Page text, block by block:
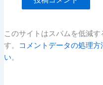
このサイトはスパムを低減
す。
コメントデータの処理
い。